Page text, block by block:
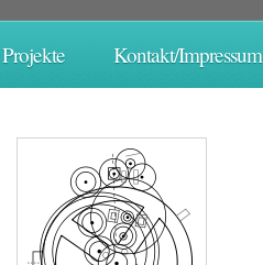
Projekte Kontakt/Impressum